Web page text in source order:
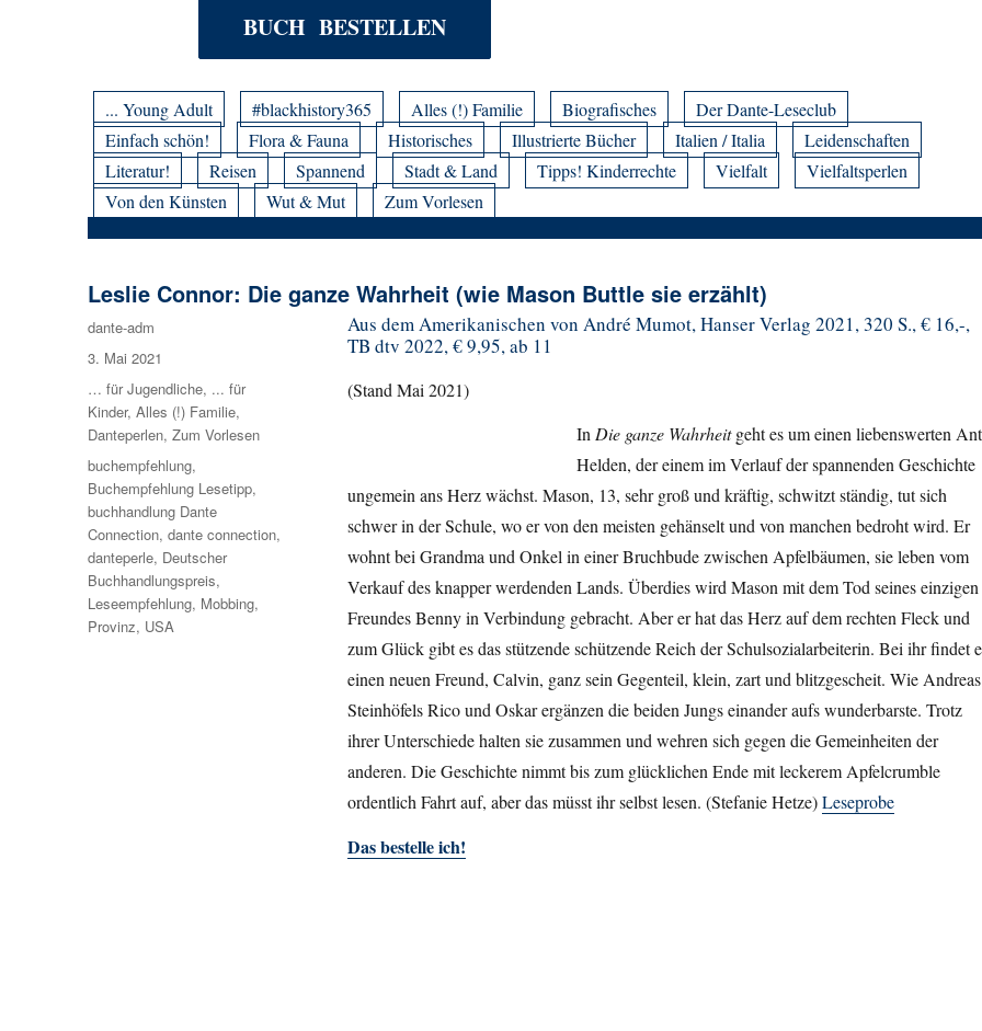
BUCH BESTELLEN
... Young Adult #blackhistory365 Alles (!) Familie Biografisches
Der Dante-Leseclub
Einfach schön!
Flora & Fauna Historisches Illustrierte Bücher Italien / Italia
Leidenschaften
Literatur!
Reisen Spannend Stadt & Land Tipps! Kinderrechte Vielfalt
Vielfaltsperlen
Von den Künsten
Wut & Mut Zum Vorlesen
Leslie Connor: Die ganze Wahrheit (wie Mason Buttle sie erzählt)
Aus dem Amerikanischen von André Mumot, Hanser Verlag 2021, 320 S., € 16,-,
TB dtv 2022, € 9,95, ab 11
(Stand Mai 2021)
InDie ganze Wahrheitgeht es um einen liebenswerten
Helden, der einem im Verlauf der spannenden Geschichte
ungemein ans Herz wächst. Mason, 13, sehr groß und kräftig, schwitzt ständig, tut sich
schwer in der Schule, wo er von den meisten gehänselt und von manchen bedroht wird. Er
wohnt bei Grandma und Onkel in einer Bruchbude zwischen Apfelbäumen, sie leben vom
Verkauf des knapper werdenden Lands. Überdies wird Mason mit dem Tod seines einzigen
Freundes Benny in Verbindung gebracht. Aber er hat das Herz auf dem rechten Fleck und
zum Glück gibt es das stützende schützende Reich der Schulsozialarbeiterin. Bei ihr findet
einen neuen Freund, Calvin, ganz sein Gegenteil, klein, zart und blitzgescheit. Wie Andreas
Steinhöfels Rico und Oskar ergänzen die beiden Jungs einander aufs wunderbarste. Trotz
ihrer Unterschiede halten sie zusammen und wehren sich gegen die Gemeinheiten der
anderen. Die Geschichte nimmt bis zum glücklichen Ende mit leckerem Apfelcrumble
ordentlich Fahrt auf, aber das müsst ihr selbst lesen. (Stefanie Hetze)Leseprobe
Das bestelle ich!
Autor
dante-adm
Veröffentlicht
am
3. Mai 2021
Kategorien
… für Jugendliche, ... für
Kinder,Alles (!) Familie,
Danteperlen,Zum Vorlesen
Schlagwörter
buchempfehlung,
Buchempfehlung Lesetipp,
buchhandlung Dante
Connection,dante connection,
danteperle, Deutscher
Buchhandlungspreis,
Leseempfehlung, Mobbing,
Provinz, USA